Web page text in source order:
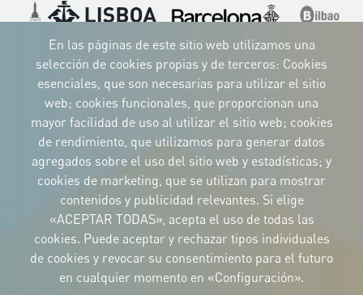
ImagenImagen Imagen
Imagen
Imagen
ImagenImagen
IDENTIDAD CORPORATIVA
Descargue
los logotipos
y el manual
NEWSLETTER
CONTACTO
Carrer Avinyó, 15
08002 Barcelona
culture@uclg.org
En las páginas de este sitio web utilizamos una
selección de cookies propias y de terceros: Cookies
esenciales, que son necesarias para utilizar el sitio
web; cookies funcionales, que proporcionan una
mayor facilidad de uso al utilizar el sitio web; cookies
de rendimiento, que utilizamos para generar datos
agregados sobre el uso del sitio web y estadísticas; y
cookies de marketing, que se utilizan para mostrar
contenidos y publicidad relevantes. Si elige
«ACEPTAR TODAS», acepta el uso de todas las
cookies. Puede aceptar y rechazar tipos individuales
de cookies y revocar su consentimiento para el futuro
en cualquier momento en «Configuración».